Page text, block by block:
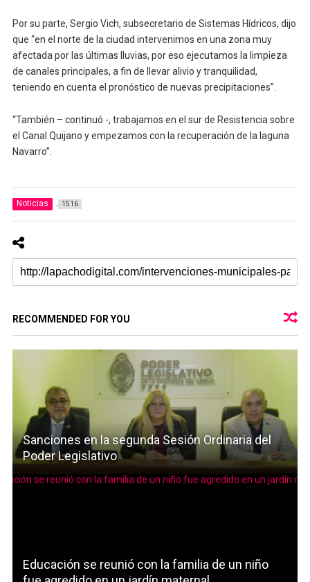
Por su parte, Sergio Vich, subsecretario de Sistemas Hídricos, dijo
que “en el norte de la ciudad intervenimos en una zona muy
afectada por las últimas lluvias, por eso ejecutamos la limpieza
de canales principales, a fin de llevar alivio y tranquilidad,
teniendo en cuenta el pronóstico de nuevas precipitaciones”.
“También – continuó -, trabajamos en el sur de Resistencia sobre
el Canal Quijano y empezamos con la recuperación de la laguna
Navarro”.
Noticias 1516
RECOMMENDED FOR YOU
Sanciones en la segunda Sesión Ordinaria del
Poder Legislativo
Educación se reunió con la familia de un niño